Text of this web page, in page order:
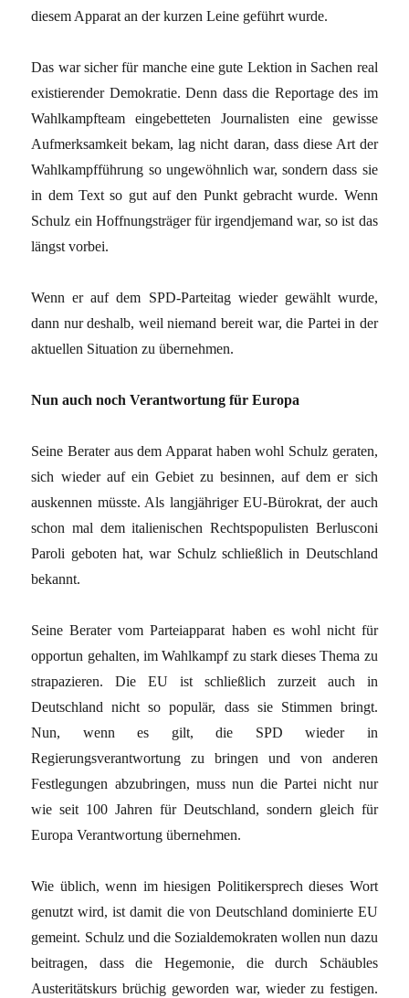
diesem Apparat an der kurzen Leine geführt wurde.
Das war sicher für manche eine gute Lektion in Sachen real
existierender Demokratie. Denn dass die Reportage des im
Wahlkampfteam eingebetteten Journalisten eine gewisse
Aufmerksamkeit bekam, lag nicht daran, dass diese Art der
Wahlkampfführung so ungewöhnlich war, sondern dass sie
in dem Text so gut auf den Punkt gebracht wurde. Wenn
Schulz ein Hoffnungsträger für irgendjemand war, so ist das
längst vorbei.
Wenn er auf dem SPD-Parteitag wieder gewählt wurde,
dann nur deshalb, weil niemand bereit war, die Partei in der
aktuellen Situation zu übernehmen.
Nun auch noch Verantwortung für Europa
Seine Berater aus dem Apparat haben wohl Schulz geraten,
sich wieder auf ein Gebiet zu besinnen, auf dem er sich
auskennen müsste. Als langjähriger EU-Bürokrat, der auch
schon mal dem italienischen Rechtspopulisten Berlusconi
Paroli geboten hat, war Schulz schließlich in Deutschland
bekannt.
Seine Berater vom Parteiapparat haben es wohl nicht für
opportun gehalten, im Wahlkampf zu stark dieses Thema zu
strapazieren. Die EU ist schließlich zurzeit auch in
Deutschland nicht so populär, dass sie Stimmen bringt.
Nun, wenn es gilt, die SPD wieder in
Regierungsverantwortung zu bringen und von anderen
Festlegungen abzubringen, muss nun die Partei nicht nur
wie seit 100 Jahren für Deutschland, sondern gleich für
Europa Verantwortung übernehmen.
Wie üblich, wenn im hiesigen Politikersprech dieses Wort
genutzt wird, ist damit die von Deutschland dominierte EU
gemeint. Schulz und die Sozialdemokraten wollen nun dazu
beitragen, dass die Hegemonie, die durch Schäubles
Austeritätskurs brüchig geworden war, wieder zu festigen.